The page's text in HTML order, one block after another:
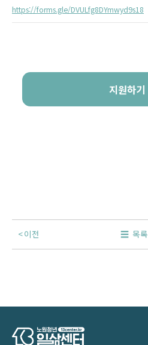
https://forms.gle/DVULfg8DYmwyd9s18
지원하기
이전 목록